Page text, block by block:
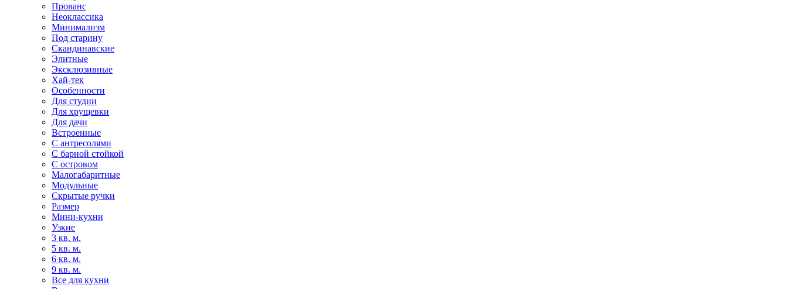
Прованс
Неоклассика
Минимализм
Под старину
Скандинавские
Элитные
Эксклюзивные
Хай-тек
Особенности
Для студии
Для хрущевки
Для дачи
Встроенные
С антресолями
С барной стойкой
С островом
Малогабаритные
Модульные
Скрытые ручки
Размер
Мини-кухни
Узкие
3 кв. м.
5 кв. м.
6 кв. м.
9 кв. м.
Все для кухни